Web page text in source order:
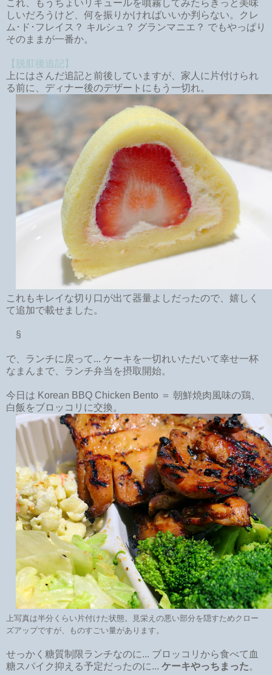
これ、もうちょいリキュールを噴霧してみたらきっと美味
しいだろうけど、何を振りかければいいか判らない。クレ
ム･ド･フレイス？ キルシュ？ グランマニエ？ でもやっぱり
そのままが一番か。
【脱肛後追記】
上にはさんだ追記と前後していますが、家人に片付けられ
る前に、ディナー後のデザートにもう一切れ。
これもキレイな切り口が出て器量よしだったので、嬉しく
て追加で載せました。
§
で、ランチに戻って... ケーキを一切れいただいて幸せ一杯
なまんまで、ランチ弁当を摂取開始。
今日は Korean BBQ Chicken Bento ＝ 朝鮮焼肉風味の鶏、
白飯をブロッコリに交換。
上写真は半分くらい片付けた状態。見栄えの悪い部分を隠すためクロー
ズアップですが、ものすごい量があります。
せっかく糖質制限ランチなのに... ブロッコリから食べて血
糖スパイク抑える予定だったのに... ケーキやっちまった。